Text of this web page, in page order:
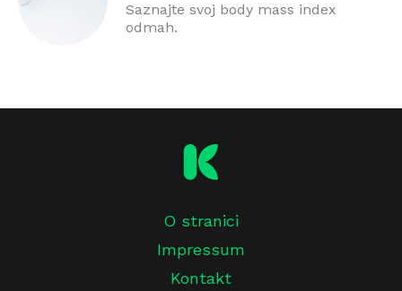
Saznajte svoj body mass index
odmah.
O stranici
Impressum
Kontakt